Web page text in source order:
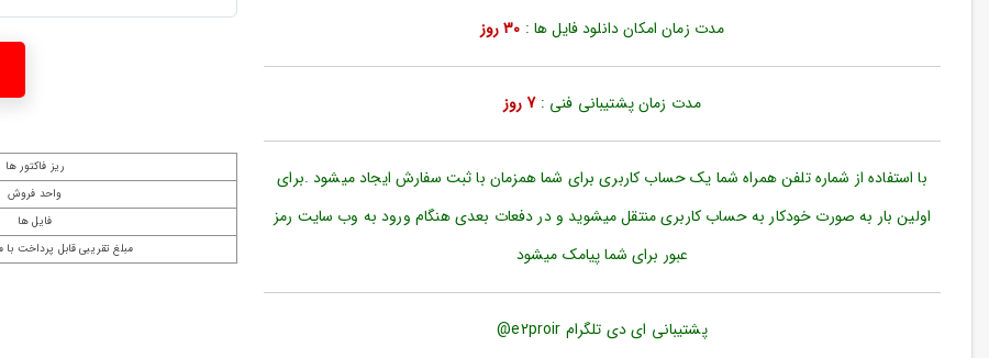
ثبت
بازیابی
رمز
علاقه
مدت زمان امکان دانلود فایل ها : 30 روز
مدت زمان پشتیبانی فنی :7 روز
با استفاده از شماره تلفن همراه شما یک حساب کاربری برای شما همزمان با ثبت سفارش ایجاد میشود .برای
اولین بار به صورت خودکار به حساب کاربری منتقل میشوید و در دفعات بعدی هنگام ورود به وب سایت رمز
عبور برای شما پیامک میشود
پشتیبانی ای دی تلگرام e2proir@
ریز فاکتور ها
واحد فروش
فایل ها
مبلغ تقریبی قابل پرداخت با